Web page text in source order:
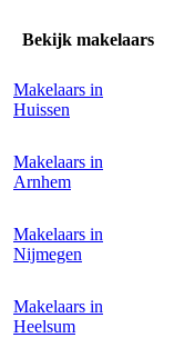
Bekijk makelaars
Makelaars in
Huissen
Makelaars in
Arnhem
Makelaars in
Nijmegen
Makelaars in
Heelsum